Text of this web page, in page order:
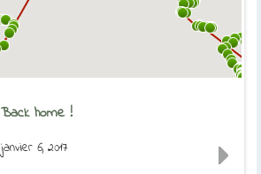
Back home !
janvier 6, 2017